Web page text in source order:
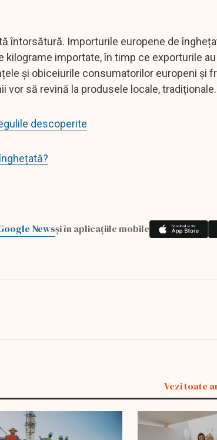
întorsătură. Importurile europene de
kilograme importate, în timp ce exporturile
și obiceiurile consumatorilor europeni și
vor să revină la produsele locale, tradiționale.
descoperite
Newsși în aplicațiile mobile
Vezi toate